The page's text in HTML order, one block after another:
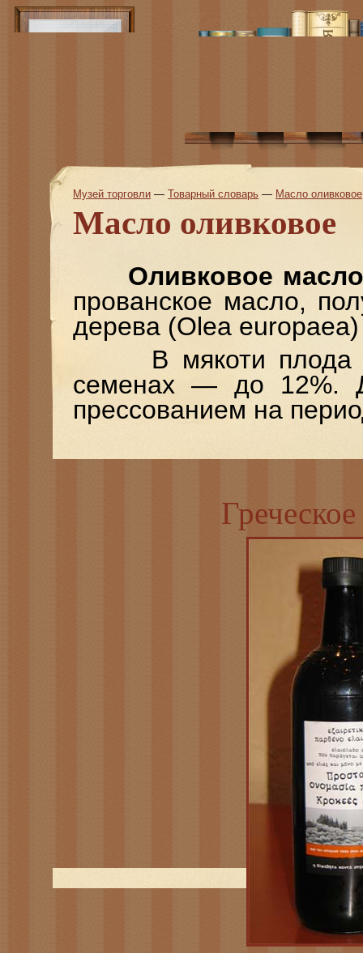
Музей торговли — Товарный словарь — Масло оливковое
Масло оливковое
Оливковое
прованское масло,
дерева (Olea
В мякоти плода
семенах — до 12%.
прессованием на